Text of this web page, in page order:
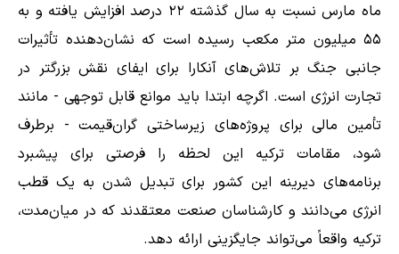
ماه مارس نسبت به سال گذشته ۲۲ درصد افزایش یافته و به
۵۵ میلیون متر مکعب رسیده است که نشان‌دهنده تأثیرات
جانبی جنگ بر تلاش‌های آنکارا برای ایفای نقش بزرگتر در
تجارت انرژی است. اگرچه ابتدا باید موانع قابل توجهی - مانند
تأمین مالی برای پروژه‌های زیرساختی گران‌قیمت - برطرف
شود، مقامات ترکیه این لحظه را فرصتی برای پیشبرد
برنامه‌های دیرینه این کشور برای تبدیل شدن به یک قطب
انرژی می‌دانند و کارشناسان صنعت معتقدند که در میان‌مدت،
ترکیه واقعاً می‌تواند جایگزینی ارائه دهد.